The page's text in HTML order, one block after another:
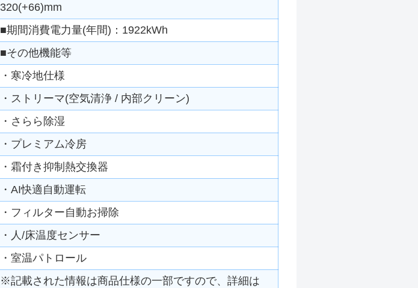
320(+66)mm
■期間消費電力量(年間)：1922kWh
■その他機能等
・寒冷地仕様
・ストリーマ(空気清浄 / 内部クリーン)
・さらら除湿
・プレミアム冷房
・霜付き抑制熱交換器
・AI快適自動運転
・フィルター自動お掃除
・人/床温度センサー
・室温パトロール
※記載された情報は商品仕様の一部ですので、詳細は